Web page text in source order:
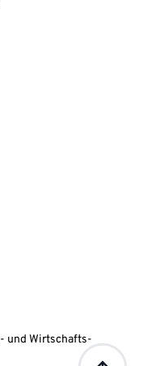
und Wirtschafts-